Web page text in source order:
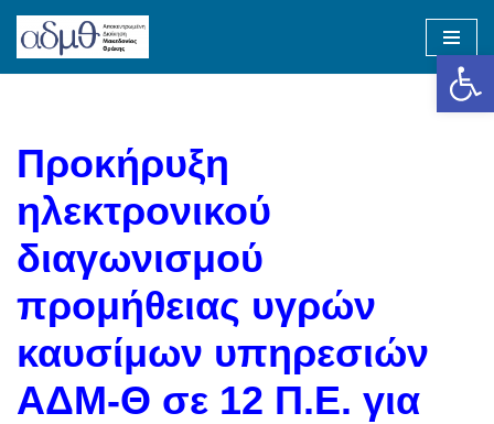
Skip
Προκήρυξη
ηλεκτρονικού
διαγωνισμού
προμήθειας υγρών
καυσίμων υπηρεσιών
ΑΔΜ-Θ σε 12 Π.Ε. για